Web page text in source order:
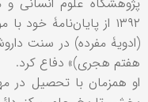
۱۳۹۲ از پایان‌نامۀ
(ادویۀ مفرده) در سنت
هفتم هجری)» دفاع کرد.